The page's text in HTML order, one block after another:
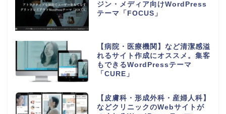
ジン・メディア向けWordPress
テーマ「FOCUS」
【病院・医療機関】など清潔感溢
れるサイト作成にオススメ。集客
もできるWordPressテーマ
「CURE」
【皮膚科・形成外科・産婦人科】
などクリニックのWebサイトが